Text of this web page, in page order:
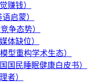
赚钱）
启蒙）
争态势）
体缺位）
型重构学术生态）
国民睡眠健康白皮书）
者）